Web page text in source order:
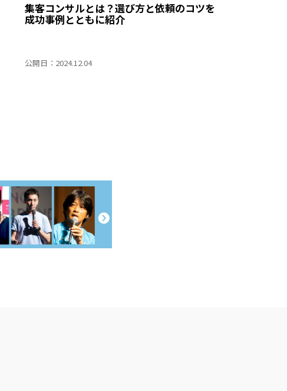
集客コンサルとは？選び方と依頼のコツを
成功事例とともに紹介
公開日：2024.12.04